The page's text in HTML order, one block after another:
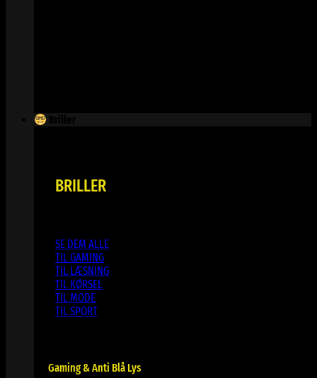
BRILLER
SE DEM ALLE
TIL GAMING
TIL LÆSNING
TIL KØRSEL
TIL MODE
TIL SPORT
Gaming & Anti Blå Lys